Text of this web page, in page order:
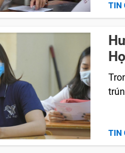
TIN
TIN